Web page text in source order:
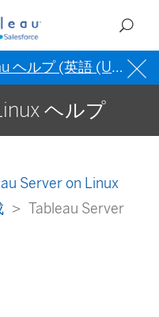
ヘルプ (英語 (US)) を
ヘルプ
Server on Linux
Tableau Server